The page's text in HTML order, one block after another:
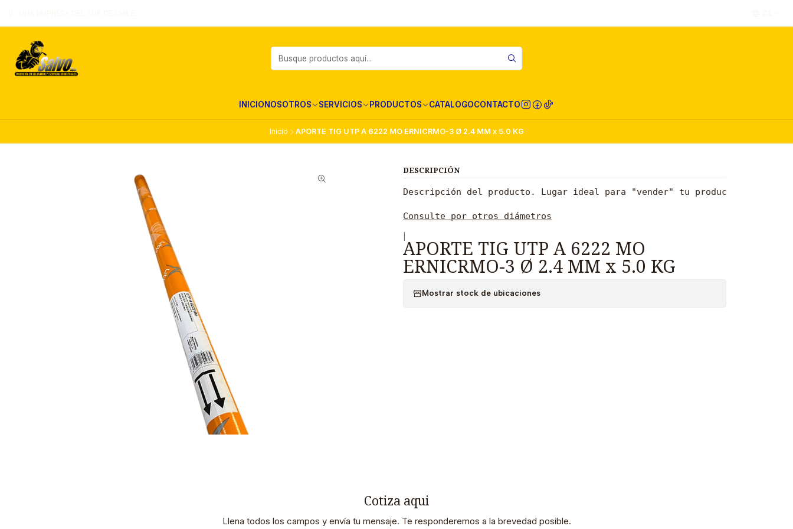
INICIONOSOTROS SERVICIOS PRODUCTOS CATALOGOCONTACTO
Inicio APORTE TIG UTP A 6222 MO ERNICRMO-3 Ø 2.4 MM x 5.0 KG
DESCRIPCIÓN
Descripción del producto. Lugar ideal para "vender" tu producto y
Consulte por otros diámetros
APORTE TIG UTP A 6222 MO
ERNICRMO-3 Ø 2.4 MM x 5.0 KG
Mostrar stock de ubicaciones
Cotiza aqui
Llena todos los campos y envía tu mensaje. Te responderemos a la brevedad posible.